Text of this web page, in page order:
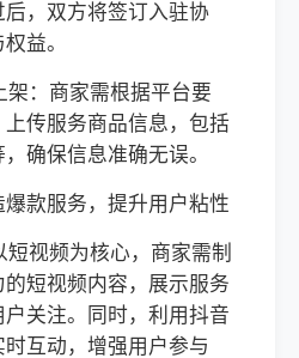
，双方将签订入驻协
益。
：商家需根据平台要
传服务商品信息，包括
确保信息准确无误。
款服务，提升用户粘性
视频为核心，商家需制
短视频内容，展示服务
关注。同时，利用抖音
互动，增强用户参与